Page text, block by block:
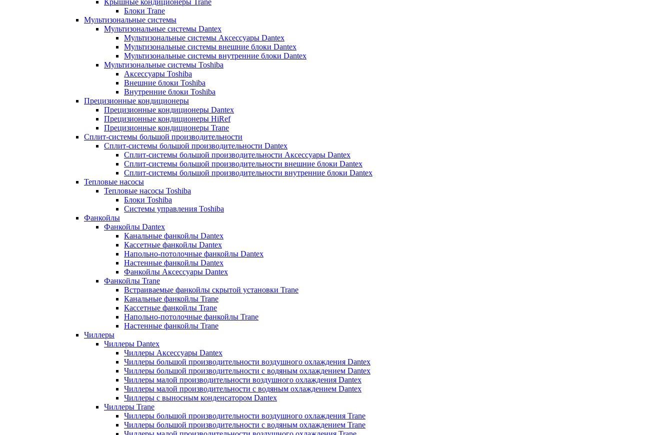
Крышные кондиционеры Trane
Блоки Trane
Мультизональные системы
Мультизональные системы Dantex
Мультизональные системы Аксессуары Dantex
Мультизональные системы внешние блоки Dantex
Мультизональные системы внутренние блоки Dantex
Мультизональные системы Toshiba
Аксессуары Toshiba
Внешние блоки Toshiba
Внутренние блоки Toshiba
Прецизионные кондиционеры
Прецизионные кондиционеры Dantex
Прецизионные кондиционеры HiRef
Прецизионные кондиционеры Trane
Сплит-системы большой производительности
Сплит-системы большой производительности Dantex
Сплит-системы большой производительности Аксессуары Dantex
Сплит-системы большой производительности внешние блоки Dantex
Сплит-системы большой производительности внутренние блоки Dantex
Тепловые насосы
Тепловые насосы Toshiba
Блоки Toshiba
Системы управления Toshiba
Фанкойлы
Фанкойлы Dantex
Канальные фанкойлы Dantex
Кассетные фанкойлы Dantex
Напольно-потолочные фанкойлы Dantex
Настенные фанкойлы Dantex
Фанкойлы Аксессуары Dantex
Фанкойлы Trane
Встраиваемые фанкойлы скрытой установки Trane
Канальные фанкойлы Trane
Кассетные фанкойлы Trane
Напольно-потолочные фанкойлы Trane
Настенные фанкойлы Trane
Чиллеры
Чиллеры Dantex
Чиллеры Аксессуары Dantex
Чиллеры большой производительности воздушного охлаждения Dantex
Чиллеры большой производительности с водяным охлаждением Dantex
Чиллеры малой производительности воздушного охлаждения Dantex
Чиллеры малой производительности с водяным охлаждением Dantex
Чиллеры с выносным конденсатором Dantex
Чиллеры Trane
Чиллеры большой производительности воздушного охлаждения Trane
Чиллеры большой производительности с водяным охлаждением Trane